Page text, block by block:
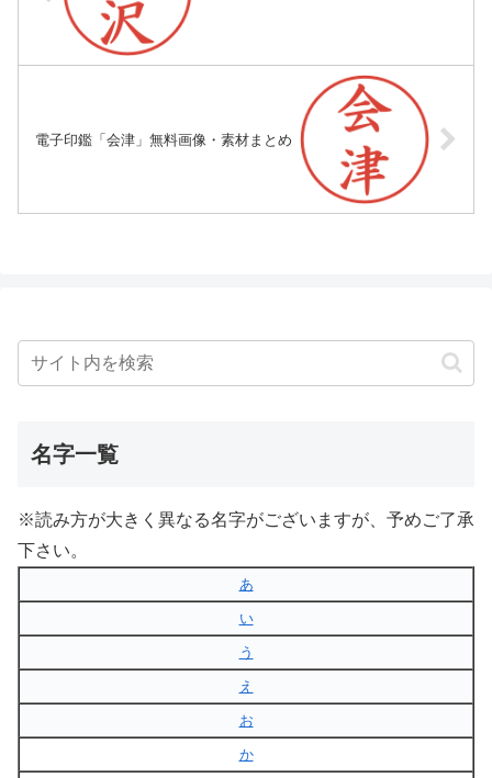
電子印鑑「会津」無料画像・素材まとめ
名字一覧
※読み方が大きく異なる名字がございますが、予めご了承
下さい。
あ
い
う
え
お
か